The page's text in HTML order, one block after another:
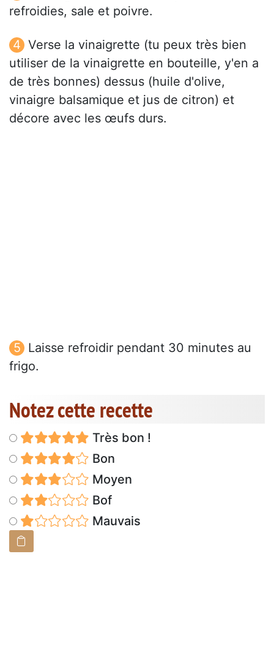
refroidies, sale et poivre.
Verse la vinaigrette (tu peux très bien
utiliser de la vinaigrette en bouteille, y'en a
de très bonnes) dessus (huile d'olive,
vinaigre balsamique et jus de citron) et
décore avec les œufs durs.
Laisse refroidir pendant 30 minutes au
frigo.
Notez cette recette
Très bon !
Bon
Moyen
Bof
Mauvais